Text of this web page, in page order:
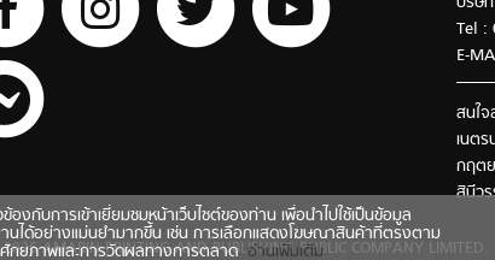
Tel :
E-
สนใ
เนต
กฤต
สินีว
AMARIN PRINTING AND PUBLISHING PUBLIC COMPANY LIMITED.
บการเข้าเยี่ยมชมหน้าเว็บไซต์ของท่าน เพื่อนำไปใช้เป็นข้อมูล
นได้อย่างแม่นยำมากขึ้น เช่น การเลือกแสดงโฆษณาสินค้าที่ตรงตาม
กยภาพและการวัดผลทางการตลาดอ่านเพิ่มเติม